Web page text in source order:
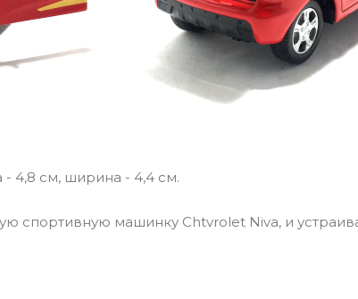
- 4,8 см, ширина - 4,4 см.
спортивную машинку Chtvrolet Niva, и